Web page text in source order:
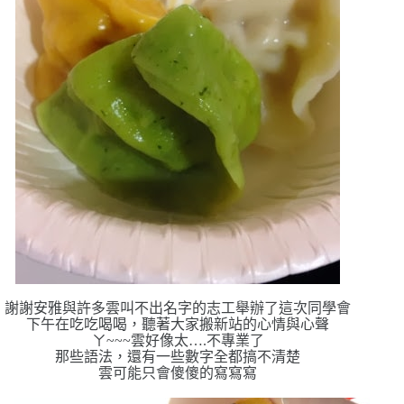
謝謝安雅與許多雲叫不出名字的志工舉辦了這次同學會
下午在吃吃喝喝，聽著大家搬新站的心情與心聲
ㄚ~~~雲好像太….不專業了
那些語法，還有一些數字全都搞不清楚
雲可能只會傻傻的寫寫寫